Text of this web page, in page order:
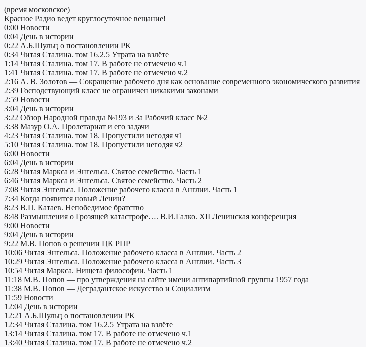
(время московское)
Красное Радио ведет круглосуточное вещание!
0:00 Новости
0:04 День в истории
0:22 А.Б.Шульц о постановлении РК
0:34 Читая Сталина. том 16.2.5 Утрата на взлёте
1:14 Читая Сталина. том 17. В работе не отмечено ч.1
1:41 Читая Сталина. том 17. В работе не отмечено ч.2
2:16 А. В. Золотов — Сокращение рабочего дня как основание современного экономического развития
2:39 Господствующий класс не ограничен никакими законами
2:59 Новости
3:04 День в истории
3:22 Обзор Народной правды №193 и За Рабочий класс №2
3:38 Мазур О.А. Пролетариат и его задачи
4:23 Читая Сталина. том 18. Пропустили негодяя ч1
5:10 Читая Сталина. том 18. Пропустили негодяя ч2
6:00 Новости
6:04 День в истории
6:28 Читая Маркса и Энгельса. Святое семейство. Часть 1
6:46 Читая Маркса и Энгельса. Святое семейство. Часть 2
7:08 Читая Энгельса. Положение рабочего класса в Англии. Часть 1
7:34 Когда появится новый Ленин?
8:23 В.П. Катаев. Непобедимое братство
8:48 Размышления о Грозящей катастрофе…. В.И.Галко. XII Ленинская конференция
9:00 Новости
9:04 День в истории
9:22 М.В. Попов о решении ЦК РПР
10:06 Читая Энгельса. Положение рабочего класса в Англии. Часть 2
10:29 Читая Энгельса. Положение рабочего класса в Англии. Часть 3
10:54 Читая Маркса. Нищета философии. Часть 1
11:18 М.В. Попов — про утверждения на сайте имени антипартийной группы 1957 года
11:38 М.В. Попов — Деградантское искусство и Социализм
11:59 Новости
12:04 День в истории
12:21 А.Б.Шульц о постановлении РК
12:34 Читая Сталина. том 16.2.5 Утрата на взлёте
13:14 Читая Сталина. том 17. В работе не отмечено ч.1
13:40 Читая Сталина. том 17. В работе не отмечено ч.2